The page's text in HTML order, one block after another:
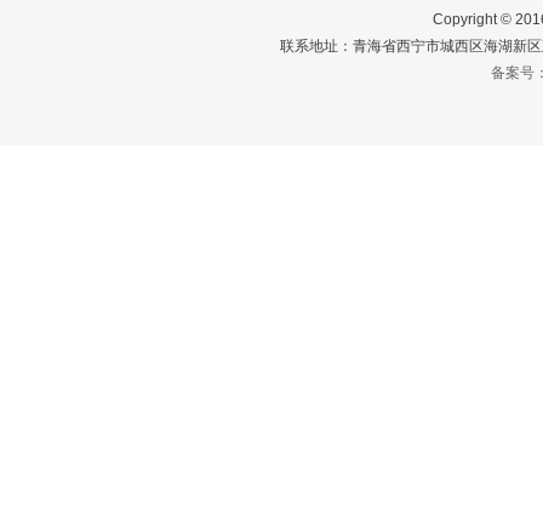
Copyright ©
联系地址：青海省西宁市城西区海湖新
备案号